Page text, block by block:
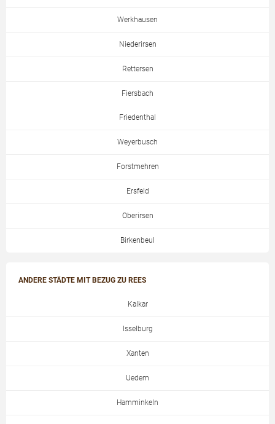
Werkhausen
Niederirsen
Rettersen
Fiersbach
Friedenthal
Weyerbusch
Forstmehren
Ersfeld
Oberirsen
Birkenbeul
ANDERE STÄDTE MIT BEZUG ZU REES
Kalkar
Isselburg
Xanten
Uedem
Hamminkeln